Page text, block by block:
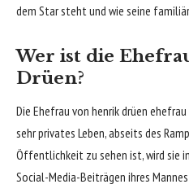
dem Star steht und wie seine
Wer ist die
Drüen?
Die Ehefrau von henrik drüen
sehr privates Leben, abseits des
Öffentlichkeit zu sehen ist, wird sie
Social-Media-Beiträgen ihres